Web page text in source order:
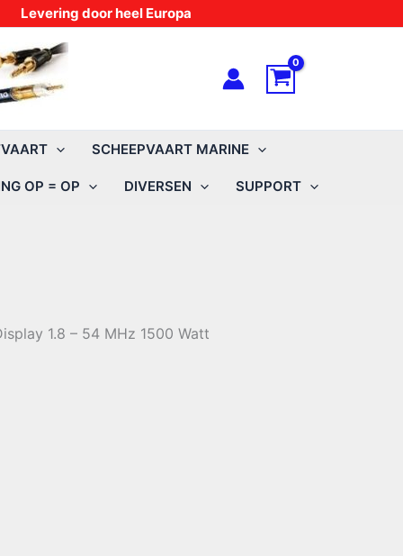
Levering door heel Europa
SCHEEPVAART MARINE
OP = OP DIVERSEN SUPPORT
1.8 – 54 MHz 1500 Watt